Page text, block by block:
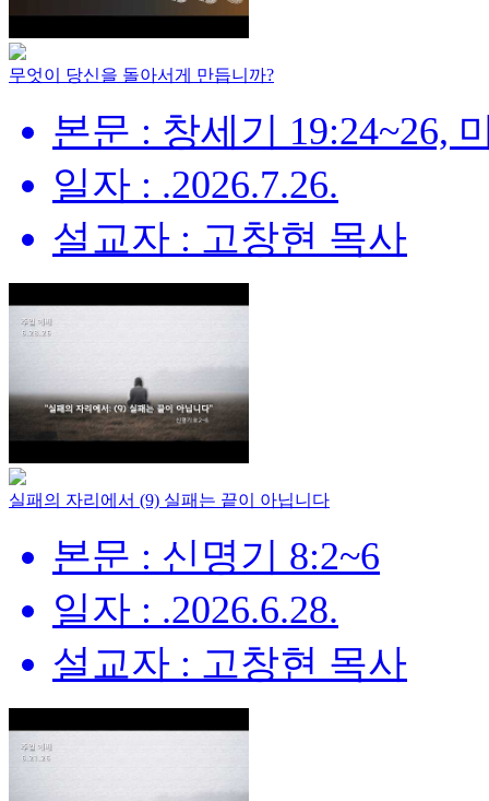
무엇이 당신을 돌아서게 만듭니까?
본문 : 창세기 19:24~26,
일자 : .2026.7.26.
설교자 : 고창현 목사
실패의 자리에서 (9) 실패는 끝이 아닙니다
본문 : 신명기 8:2~6
일자 : .2026.6.28.
설교자 : 고창현 목사